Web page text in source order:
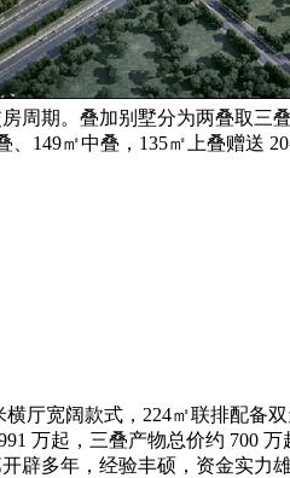
周期。叠加别墅分为两叠取三
、149㎡中叠，135㎡上叠赠送
厅宽阔款式，224㎡联排配备
万起，三叠产物总价约 700
辟多年，经验丰硕，资金实力